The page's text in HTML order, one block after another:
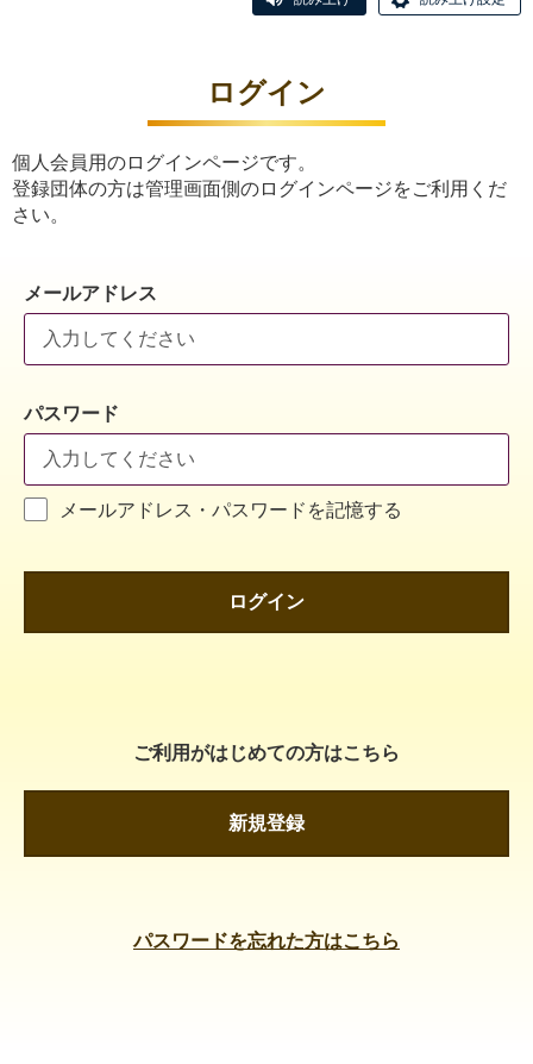
ログイン
個人会員用のログインページです。
登録団体の方は管理画面側のログインページをご利用くだ
さい。
メールアドレス
パスワード
メールアドレス・パスワードを記憶する
ログイン
ご利用がはじめての方はこちら
新規登録
パスワードを忘れた方はこちら